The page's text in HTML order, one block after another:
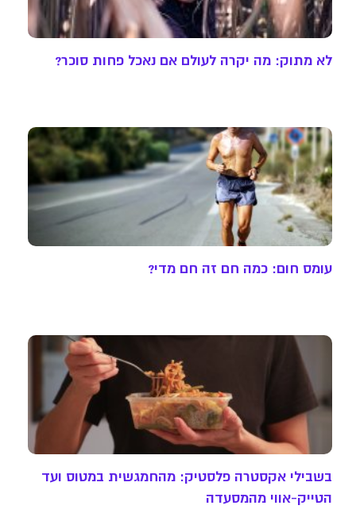
לא מתוק: מה יקרה לעולם אם נאכל פחות סוכר?
עומס חום: כמה חם זה חם מדי?
בשבילי אקסטרה פלסטיק: מהחמגשית במטוס ועד
הטייק-אווי מהמסעדה